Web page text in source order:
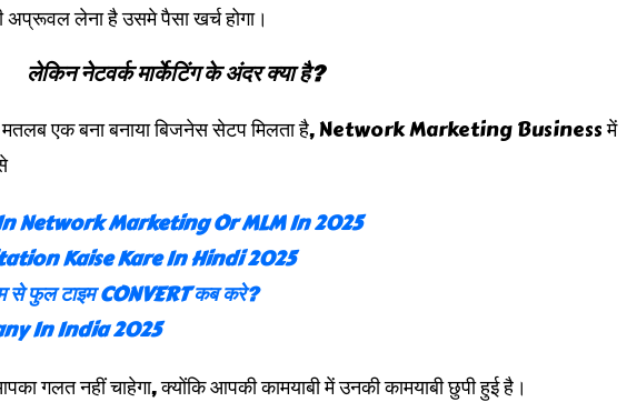
लेना है उसमे पैसा खर्च होगा।
लेकिन नेटवर्क मार्केटिंग के अंदर क्या है?
मतलब एक बना बनाया बिजनेस सेटप मिलता है, Network Marketing Business में
Network Marketing Or MLM In 2025
Kaise Kare In Hindi 2025
फुल टाइम CONVERT कब करे?
In India 2025
गलत नहीं चाहेगा, क्योंकि आपकी कामयाबी में उनकी कामयाबी छुपी हुई है।